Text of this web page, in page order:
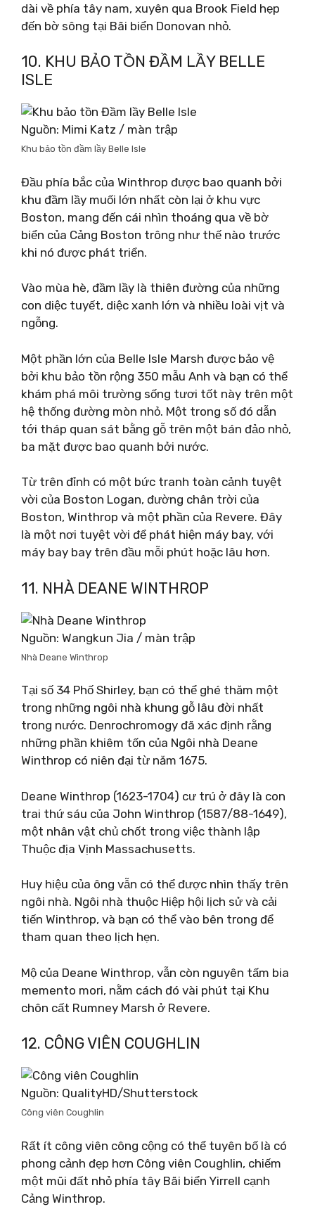
dài về phía tây nam, xuyên qua Brook Field hẹp
đến bờ sông tại Bãi biển Donovan nhỏ.
10. KHU BẢO TỒN ĐẦM LẦY BELLE
ISLE
Nguồn: Mimi Katz / màn trập
Khu bảo tồn đầm lầy Belle Isle
Đầu phía bắc của Winthrop được bao quanh bởi
khu đầm lầy muối lớn nhất còn lại ở khu vực
Boston, mang đến cái nhìn thoáng qua về bờ
biển của Cảng Boston trông như thế nào trước
khi nó được phát triển.
Vào mùa hè, đầm lầy là thiên đường của những
con diệc tuyết, diệc xanh lớn và nhiều loài vịt và
ngỗng.
Một phần lớn của Belle Isle Marsh được bảo vệ
bởi khu bảo tồn rộng 350 mẫu Anh và bạn có thể
khám phá môi trường sống tươi tốt này trên một
hệ thống đường mòn nhỏ. Một trong số đó dẫn
tới tháp quan sát bằng gỗ trên một bán đảo nhỏ,
ba mặt được bao quanh bởi nước.
Từ trên đỉnh có một bức tranh toàn cảnh tuyệt
vời của Boston Logan, đường chân trời của
Boston, Winthrop và một phần của Revere. Đây
là một nơi tuyệt vời để phát hiện máy bay, với
máy bay bay trên đầu mỗi phút hoặc lâu hơn.
11. NHÀ DEANE WINTHROP
Nguồn: Wangkun Jia / màn trập
Nhà Deane Winthrop
Tại số 34 Phố Shirley, bạn có thể ghé thăm một
trong những ngôi nhà khung gỗ lâu đời nhất
trong nước. Denrochromogy đã xác định rằng
những phần khiêm tốn của Ngôi nhà Deane
Winthrop có niên đại từ năm 1675.
Deane Winthrop (1623-1704) cư trú ở đây là con
trai thứ sáu của John Winthrop (1587/88-1649),
một nhân vật chủ chốt trong việc thành lập
Thuộc địa Vịnh Massachusetts.
Huy hiệu của ông vẫn có thể được nhìn thấy trên
ngôi nhà. Ngôi nhà thuộc Hiệp hội lịch sử và cải
tiến Winthrop, và bạn có thể vào bên trong để
tham quan theo lịch hẹn.
Mộ của Deane Winthrop, vẫn còn nguyên tấm bia
memento mori, nằm cách đó vài phút tại Khu
chôn cất Rumney Marsh ở Revere.
12. CÔNG VIÊN COUGHLIN
Nguồn: QualityHD/Shutterstock
Công viên Coughlin
Rất ít công viên công cộng có thể tuyên bố là có
phong cảnh đẹp hơn Công viên Coughlin, chiếm
một mũi đất nhỏ phía tây Bãi biển Yirrell cạnh
Cảng Winthrop.